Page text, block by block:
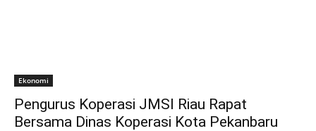
Ekonomi
Pengurus Koperasi JMSI Riau Rapat
Bersama Dinas Koperasi Kota Pekanbaru